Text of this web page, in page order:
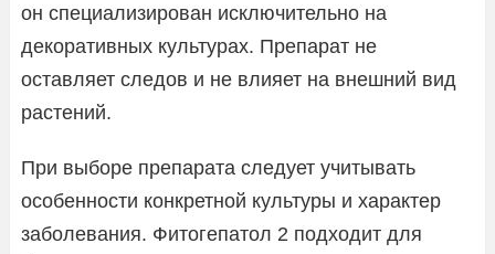
он специализирован исключительно на
декоративных культурах. Препарат не
оставляет следов и не влияет на внешний вид
растений.
При выборе препарата следует учитывать
особенности конкретной культуры и характер
заболевания. Фитогепатол 2 подходит для